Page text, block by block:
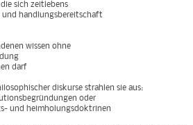
sich zeitlebens
und handlungsbereitschaft
wissen ohne
darf
diskurse strahlen sie aus:
oder
und heimholungsdoktrinen